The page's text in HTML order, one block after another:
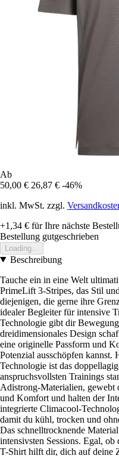
Ab
50,00 € 26,87 € -46%
inkl. MwSt. zzgl.
+1,34 € für Ihre nächste
Bestellung gutgeschrieben
Loading...
Beschreibung
Tauche ein in eine Welt
PrimeLift 3-Stripes, das Stil
diejenigen, die gerne ihre
idealer Begleiter für intensive
Technologie gibt dir
dreidimensionales Design
eine originelle Passform und
Potenzial ausschöpfen kannst.
Technologie ist das
anspruchsvollsten Trainings
Adistrong-Materialien, gewebt
und Komfort und halten der
integrierte Climacool-
damit du kühl, trocken und
Das schnelltrocknende
intensivsten Sessions. Egal,
T-Shirt hilft dir, dich auf deine